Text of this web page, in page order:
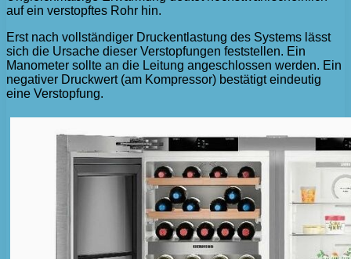
auf ein verstopftes Rohr hin.
Erst nach vollständiger Druckentlastung des Systems lässt
sich die Ursache dieser Verstopfungen feststellen. Ein
Manometer sollte an die Leitung angeschlossen werden. Ein
negativer Druckwert (am Kompressor) bestätigt eindeutig
eine Verstopfung.